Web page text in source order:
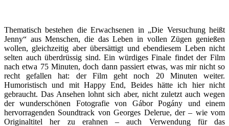
Thematisch bestehen die Erwachsenen in „Die Versuchung heißt
Jenny“ aus Menschen, die das Leben in vollen Zügen genießen
wollen, gleichzeitig aber übersättigt und ebendiesem Leben nicht
selten auch überdrüssig sind. Ein würdiges Finale findet der Film
nach etwa 75 Minuten, doch dann passiert etwas, was mir nicht so
recht gefallen hat: der Film geht noch 20 Minuten weiter.
Humoristisch und mit Happy End, Beides hätte ich hier nicht
gebraucht. Das Ansehen lohnt sich aber, nicht zuletzt auch wegen
der wunderschönen Fotografie von Gábor Pogány und einem
hervorragenden Soundtrack von Georges Delerue, der – wie vom
Originaltitel her zu erahnen – auch Verwendung für das